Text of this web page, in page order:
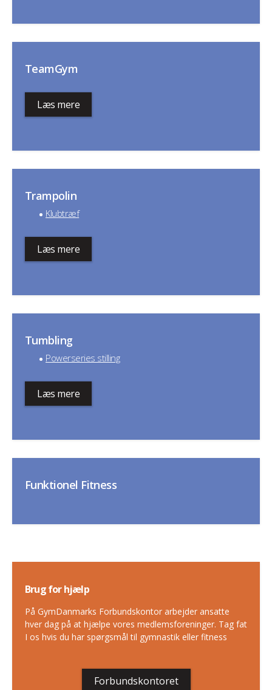
TeamGym
Læs mere
Trampolin
Klubtræf
Læs mere
Tumbling
Powerseries stilling
Læs mere
Funktionel Fitness
Brug for hjælp
På GymDanmarks Forbundskontor arbejder ansatte
hver dag på at hjælpe vores medlemsforeninger. Tag fat
I os hvis du har spørgsmål til gymnastik eller fitness
Forbundskontoret